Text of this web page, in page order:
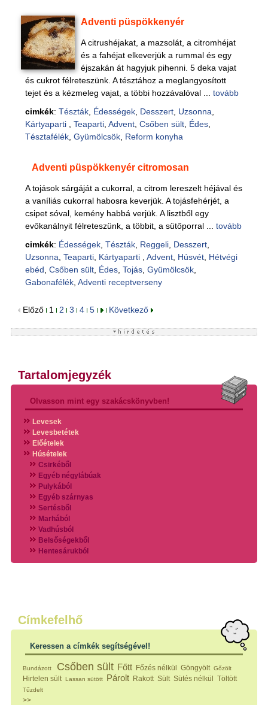
Adventi püspökkenyér
A citrushéjakat, a mazsolát, a citromhéjat
és a fahéjat elkeverjük a rummal és egy
éjszakán át hagyjuk pihenni. 5 deka vajat
és cukrot félreteszünk. A tésztához a meglangyosított
tejet és a kézmeleg vajat, a többi hozzávalóval ... tovább
cimkék: Tészták, Édességek, Desszert, Uzsonna
Kártyaparti
Teaparti, Advent, Csőben sült, Édes,
Tésztafélék, Gyümölcsök, Reform konyha
Adventi püspökkenyér citromosan
A tojások sárgáját a cukorral, a citrom lereszelt héjával és
a vaníliás cukorral habosra keverjük. A tojásfehérjét, a
csipet sóval, kemény habbá verjük. A lisztből egy
evőkanálnyit félreteszünk, a többit, a sütőporral ... tovább
cimkék: Édességek, Tészták, Reggeli, Desszert,
Uzsonna Teaparti, Kártyaparti Advent, Húsvét, Hétvégi
ebéd Csőben sült, Édes, Tojás, Gyümölcsök,
Gabonafélék, Adventi receptverseny
Előző 1 2 3 4 5 Következő
Tartalomjegyzék
Olvasson mint egy szakácskönyvben!
Levesek
Levesbetétek
Előételek
Húsételek
Csirkéből
Egyéb négylábúak
Pulykából
Egyéb szárnyas
Sertésből
Marhából
Vadhúsból
Belsőségekből
Hentesárukból
Vadszárnyasokból
Köretek
Klasszikus főzelékek
Zöldséges ételek
Hidegkonyhai készítmények
Főtt tészták
Zsiradékban sült tészták
Címkefelhő
Keressen a címkék segítségével!
Bundázott Csőben sült Főtt Főzés nélkül Göngyölt Gőzölt
Hirtelen sült Lassan sütött Párolt Rakott Sült Sütés nélkül Töltött
Tűzdelt
>>